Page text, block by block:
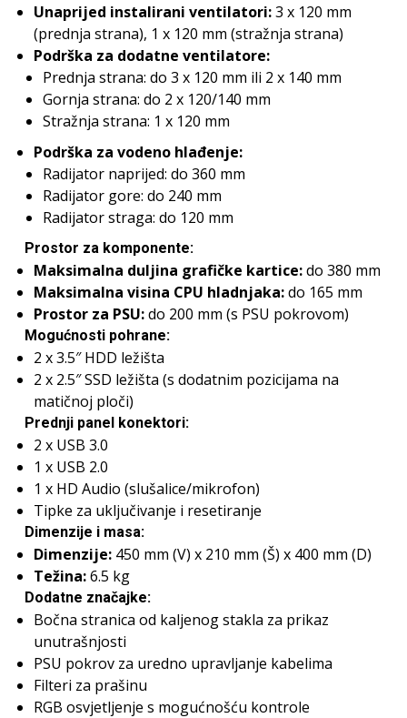
Unaprijed instalirani ventilatori:3 x 120 mm
(prednja strana), 1 x 120 mm (stražnja strana)
Podrška za dodatne ventilatore:
Prednja strana: do 3 x 120 mm ili 2 x 140 mm
Gornja strana: do 2 x 120/140 mm
Stražnja strana: 1 x 120 mm
Podrška za vodeno hlađenje:
Radijator naprijed: do 360 mm
Radijator gore: do 240 mm
Radijator straga: do 120 mm
Prostor za komponente:
Maksimalna duljina grafičke kartice:do 380 mm
Maksimalna visina CPU hladnjaka:do 165 mm
Prostor za PSU:do 200 mm (s PSU pokrovom)
Mogućnosti pohrane:
2 x 3.5″ HDD ležišta
2 x 2.5″ SSD ležišta (s dodatnim pozicijama na
matičnoj ploči)
Prednji panel konektori:
2 x USB 3.0
1 x USB 2.0
1 x HD Audio (slušalice/mikrofon)
Tipke za uključivanje i resetiranje
Dimenzije i masa:
Dimenzije: 450 mm (V) x 210 mm (Š) x 400 mm (D)
Težina:6.5 kg
Dodatne značajke:
Bočna stranica od kaljenog stakla za prikaz
unutrašnjosti
PSU pokrov za uredno upravljanje kabelima
Filteri za prašinu
RGB osvjetljenje s mogućnošću kontrole